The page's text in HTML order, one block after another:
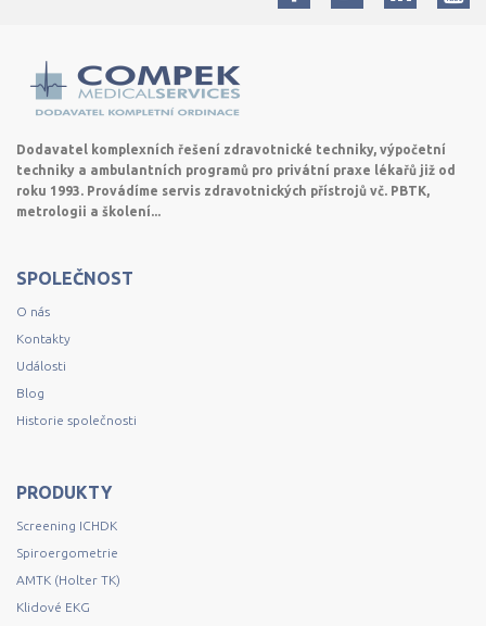
Dodavatel komplexních řešení zdravotnické techniky, výpočetní
techniky a ambulantních programů pro privátní praxe lékařů již od
roku 1993. Provádíme servis zdravotnických přístrojů vč. PBTK,
metrologii a školení...
SPOLEČNOST
O nás
Kontakty
Události
Blog
Historie společnosti
PRODUKTY
Screening ICHDK
Spiroergometrie
AMTK (Holter TK)
Klidové EKG